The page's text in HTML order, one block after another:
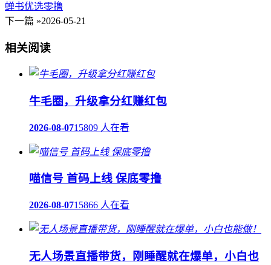
蝉书优选零撸
下一篇 »2026-05-21
相关阅读
牛毛圈，升级拿分红赚红包
2026-08-0715809 人在看
喵信号 首码上线 保底零撸
2026-08-0715866 人在看
无人场景直播带货，刚睡醒就在爆单，小白也